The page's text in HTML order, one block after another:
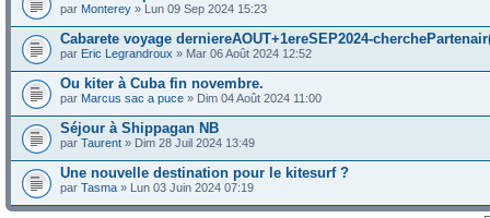
par Monterey » Lun 09 Sep 2024 15:23
Cabarete voyage derniereAOUT+1ereSEP2024-
par Eric Legrandroux » Mar 06 Août 2024 12:52
Ou kiter à Cuba fin novembre.
par Marcus sac a puce » Dim 04 Août 2024 11:00
Séjour à Shippagan NB
par Taurent » Dim 28 Juil 2024 13:49
Une nouvelle destination pour le kitesurf ?
par Tasma » Lun 03 Juin 2024 07:19